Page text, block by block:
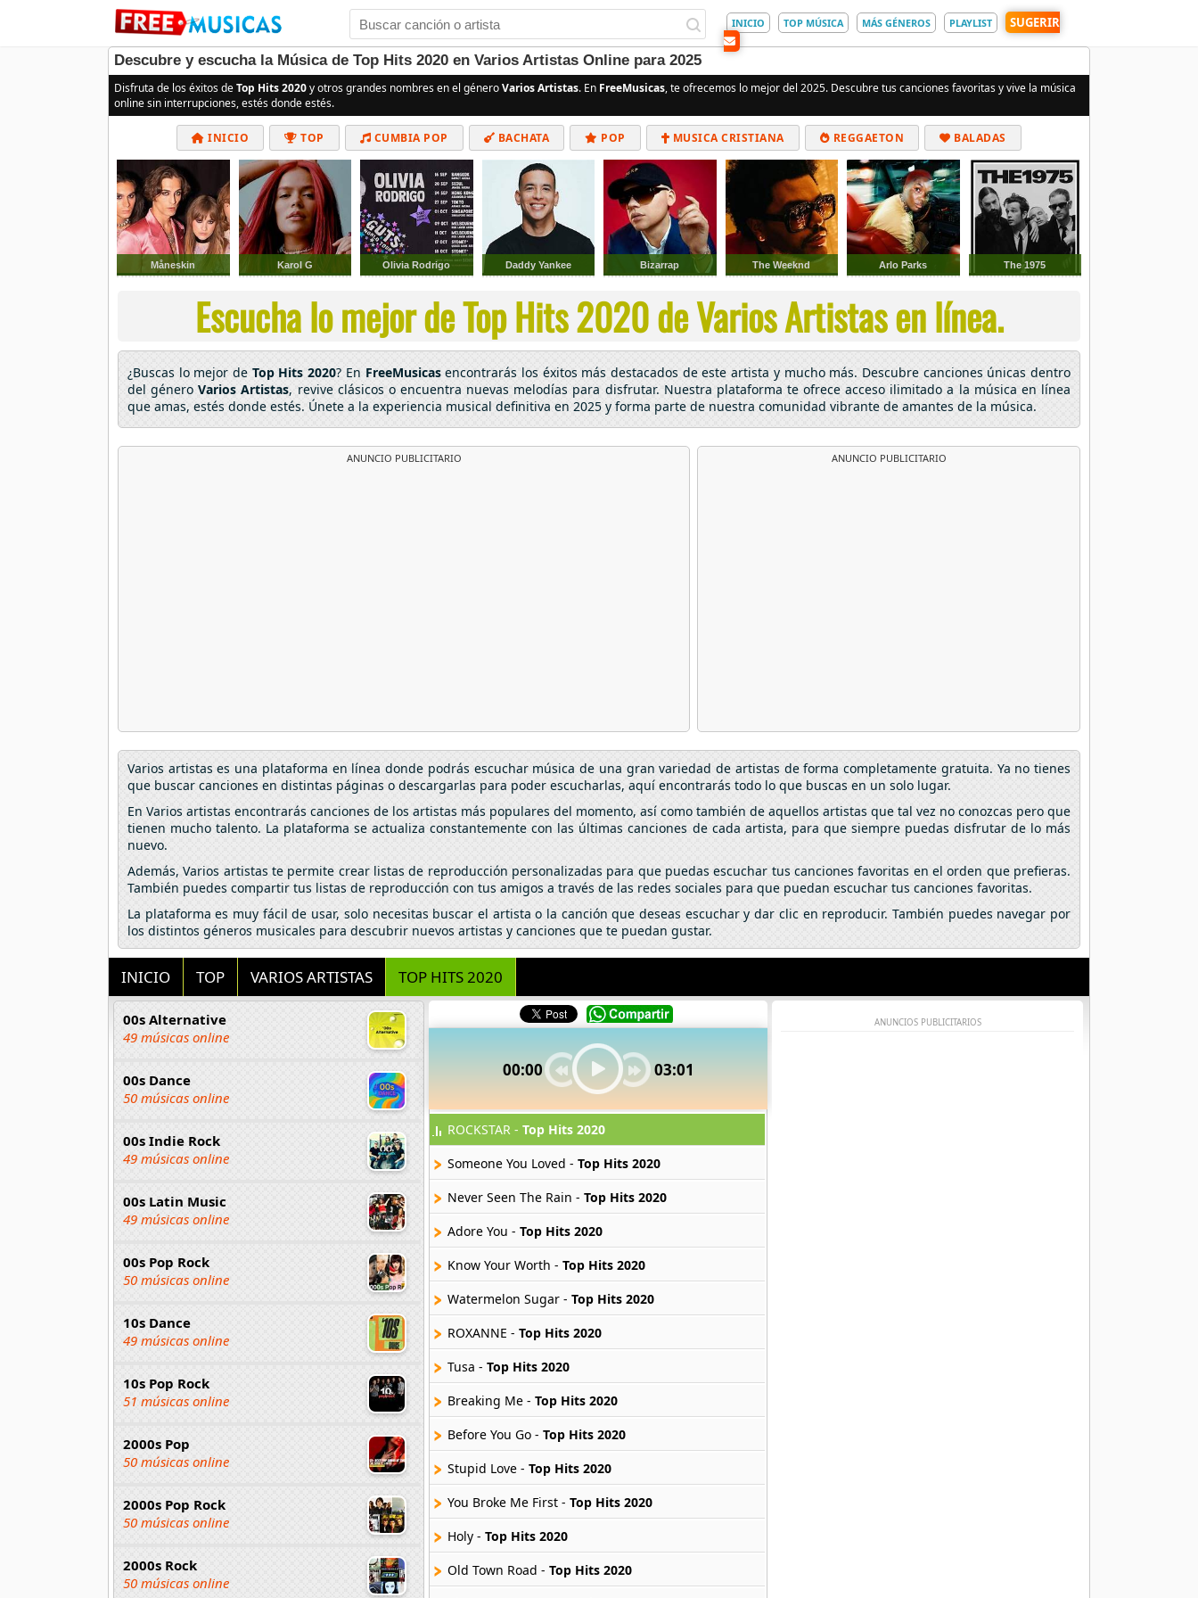
INICIO TOP MÚSICA MÁS GÉNEROS PLAYLIST SUGERIR
Descubre y escucha la Música de Top Hits 2020 en Varios Artistas Online para 2025
Disfruta de los éxitos deTop Hits 2020y otros grandes nombres en el géneroVarios Artistas. En FreeMusicas, te ofrecemos lo mejor del 2025. Descubre tus canciones favoritas y vive la música
online sin interrupciones, estés donde estés.
INICIO TOP CUMBIA POP BACHATA POP MUSICA CRISTIANA REGGAETON BALADAS
ALTERNATIVO ELECTRÓNICA CUMBIAS
Måneskin Karol G Olivia Rodrigo Daddy Yankee Bizarrap The Weeknd Arlo Parks The 1975
Escucha lo mejor de Top Hits 2020 de Varios Artistas en línea.
¿Buscas lo mejor de Top Hits 2020? En FreeMusicasencontrarás los éxitos más destacados de este artista y mucho más. Descubre canciones únicas dentro
del géneroVarios Artistas, revive clásicos o encuentra nuevas melodías para disfrutar. Nuestra plataforma te ofrece acceso ilimitado a la música en línea
que amas, estés donde estés. Únete a la experiencia musical definitiva en 2025 y forma parte de nuestra comunidad vibrante de amantes de la música.
ANUNCIO PUBLICITARIO ANUNCIO PUBLICITARIO
Varios artistas es una plataforma en línea donde podrás escuchar música de una gran variedad de artistas de forma completamente gratuita. Ya no tienes
que buscar canciones en distintas páginas o descargarlas para poder escucharlas, aquí encontrarás todo lo que buscas en un solo lugar.
En Varios artistas encontrarás canciones de los artistas más populares del momento, así como también de aquellos artistas que tal vez no conozcas pero que
tienen mucho talento. La plataforma se actualiza constantemente con las últimas canciones de cada artista, para que siempre puedas disfrutar de lo más
nuevo.
Además, Varios artistas te permite crear listas de reproducción personalizadas para que puedas escuchar tus canciones favoritas en el orden que prefieras.
También puedes compartir tus listas de reproducción con tus amigos a través de las redes sociales para que puedan escuchar tus canciones favoritas.
La plataforma es muy fácil de usar, solo necesitas buscar el artista o la canción que deseas escuchar y dar clic en reproducir. También puedes navegar por
los distintos géneros musicales para descubrir nuevos artistas y canciones que te puedan gustar.
INICIO TOP VARIOS ARTISTAS TOP HITS 2020
00s Alternative
49 músicas online
00s Dance
50 músicas online
00s Indie Rock
49 músicas online
00s Latin Music
49 músicas online
00s Pop Rock
50 músicas online
10s Dance
49 músicas online
10s Pop Rock
51 músicas online
2000s Pop
50 músicas online
2000s Pop Rock
50 músicas online
2000s Rock
50 músicas online
00:00 03:01
ROCKSTAR - Top Hits 2020
Someone You Loved - Top Hits 2020
Never Seen The Rain - Top Hits 2020
Adore You - Top Hits 2020
Know Your Worth - Top Hits 2020
Watermelon Sugar - Top Hits 2020
ROXANNE - Top Hits 2020
Tusa - Top Hits 2020
Breaking Me - Top Hits 2020
Before You Go - Top Hits 2020
Stupid Love - Top Hits 2020
You Broke Me First - Top Hits 2020
Holy - Top Hits 2020
Old Town Road - Top Hits 2020
ANUNCIOS PUBLICITARIOS